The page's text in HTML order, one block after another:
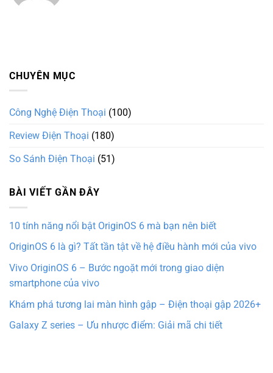
CHUYÊN MỤC
Công Nghệ Điện Thoại (100)
Review Điện Thoại (180)
So Sánh Điện Thoại (51)
BÀI VIẾT GẦN ĐÂY
10 tính năng nổi bật OriginOS 6 mà bạn nên biết
OriginOS 6 là gì? Tất tần tật về hệ điều hành mới của vivo
Vivo OriginOS 6 – Bước ngoặt mới trong giao diện
smartphone của vivo
Khám phá tương lai màn hình gập – Điện thoại gập 2026+
Galaxy Z series – Ưu nhược điểm: Giải mã chi tiết